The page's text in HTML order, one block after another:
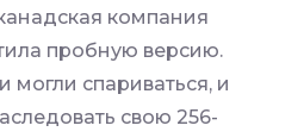
компания
пробную версию.
могли спариваться, и
свою 256-